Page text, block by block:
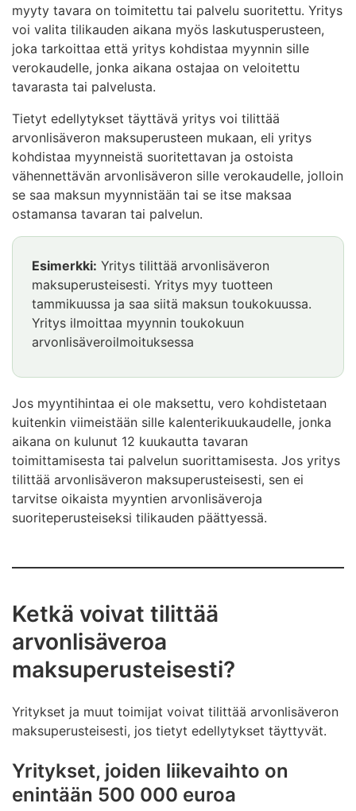
myyty tavara on toimitettu tai palvelu suoritettu. Yritys
voi valita tilikauden aikana myös laskutusperusteen,
joka tarkoittaa että yritys kohdistaa myynnin sille
verokaudelle, jonka aikana ostajaa on veloitettu
tavarasta tai palvelusta.
Tietyt edellytykset täyttävä yritys voi tilittää
arvonlisäveron maksuperusteen mukaan, eli yritys
kohdistaa myynneistä suoritettavan ja ostoista
vähennettävän arvonlisäveron sille verokaudelle, jolloin
se saa maksun myynnistään tai se itse maksaa
ostamansa tavaran tai palvelun.
Esimerkki
alkaa
Esimerkki: Yritys tilittää arvonlisäveron
maksuperusteisesti. Yritys myy tuotteen
tammikuussa ja saa siitä maksun toukokuussa.
Yritys ilmoittaa myynnin toukokuun
arvonlisäveroilmoituksessa
Jos myyntihintaa ei ole maksettu, vero kohdistetaan
kuitenkin viimeistään sille kalenterikuukaudelle, jonka
aikana on kulunut 12 kuukautta tavaran
toimittamisesta tai palvelun suorittamisesta. Jos yritys
tilittää arvonlisäveron maksuperusteisesti, sen ei
tarvitse oikaista myyntien arvonlisäveroja
suoriteperusteiseksi tilikauden päättyessä.
Ketkä voivat tilittää
arvonlisäveroa
maksuperusteisesti?
Yritykset ja muut toimijat voivat tilittää arvonlisäveron
maksuperusteisesti, jos tietyt edellytykset täyttyvät.
Yritykset, joiden liikevaihto on
enintään 500 000 euroa